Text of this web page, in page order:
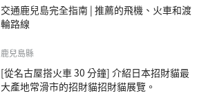
交通鹿兒島完全指南 | 推薦的飛機、火車和渡
輪路線
鹿兒島縣
[從名古屋搭火車 30 分鐘] 介紹日本招財貓最
大產地常滑市的招財貓招財貓展覽。